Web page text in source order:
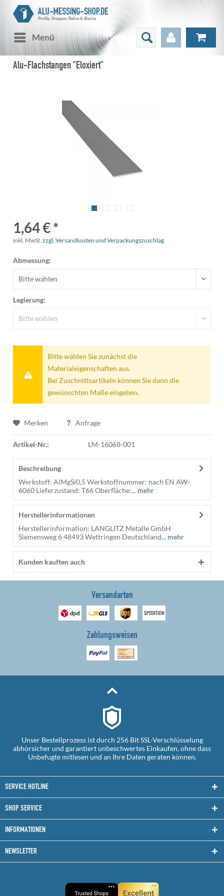
Menü
Alu-Flachstangen "Eloxiert"
1,64 € *
inkl. MwSt. zzgl. Versandkosten und Verpackungszuschlag
Abmessung:
Legierung:
Bitte wählen Sie zunächst die
Materialeigenschaften aus.
Bei Zuschnittsartikeln können Sie dann die
gewünschten Maße eingeben.
Merken Anfrage
Artikel-Nr.: LM-16068-001
Beschreibung
Werkstoff: AlMgSi0,5 Werkstoffnummer: nach EN AW-
6060 Lieferzustand: T66 Oberfläche:... mehr
Herstellerinformationen
Herstellerinformation: LANGLITZ Metalle GmbH
Siemensweg 6 48493 Wettringen Deutschland... mehr
Kunden kauften auch
Versandarten
Zahlungsweisen
Unser Bestellprozess ist durch 256 Bit SSL-Verschlüsselung
abhörsicher und garantiert unbeschwertes Einkaufen, ohne dass
Unbefugte mitlesen und an Ihre Daten geraten können.
SERVICE HOTLINE
SHOP SERVICE
INFORMATIONEN
NEWSLETTER